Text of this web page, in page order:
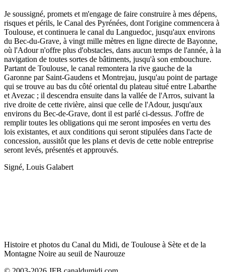
Je soussigné, promets et m'engage de faire construire à mes dépens,
risques et périls, le Canal des Pyrénées, dont l'origine commencera à
Toulouse, et continuera le canal du Languedoc, jusqu'aux environs
du Bec-du-Grave, à vingt mille mètres en ligne directe de Bayonne,
où l'Adour n'offre plus d'obstacles, dans aucun temps de l'année, à la
navigation de toutes sortes de bâtiments, jusqu'à son embouchure.
Partant de Toulouse, le canal remontera la rive gauche de la
Garonne par Saint-Gaudens et Montrejau, jusqu'au point de partage
qui se trouve au bas du côté oriental du plateau situé entre Labarthe
et Avezac ; il descendra ensuite dans la vallée de l'Arros, suivant la
rive droite de cette rivière, ainsi que celle de l'Adour, jusqu'aux
environs du Bec-de-Grave, dont il est parlé ci-dessus. J'offre de
remplir toutes les obligations qui me seront imposées en vertu des
lois existantes, et aux conditions qui seront stipulées dans l'acte de
concession, aussitôt que les plans et devis de cette noble entreprise
seront levés, présentés et approuvés.
Signé, Louis Galabert
Histoire et photos du Canal du Midi, de Toulouse à Sète et de la
Montagne Noire au seuil de Naurouze